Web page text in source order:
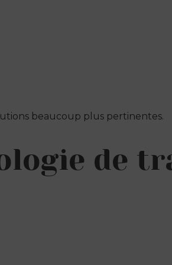
beaucoup plus pertinentes.
de